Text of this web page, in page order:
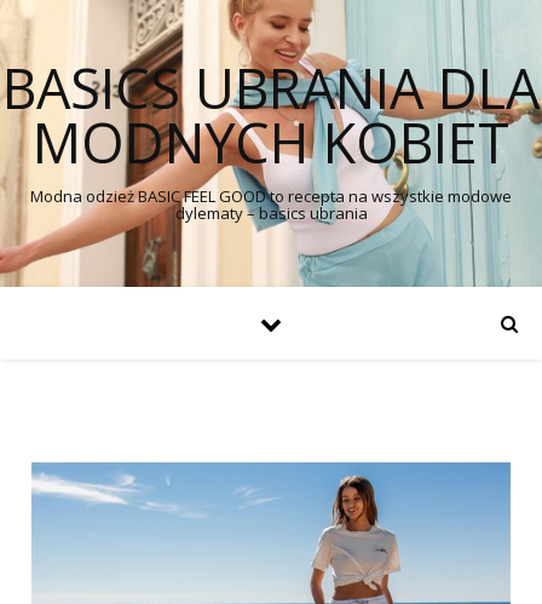
BASICS UBRANIA DLA
MODNYCH KOBIET
Modna odzież BASIC FEEL GOOD to recepta na wszystkie modowe
dylematy – basics ubrania